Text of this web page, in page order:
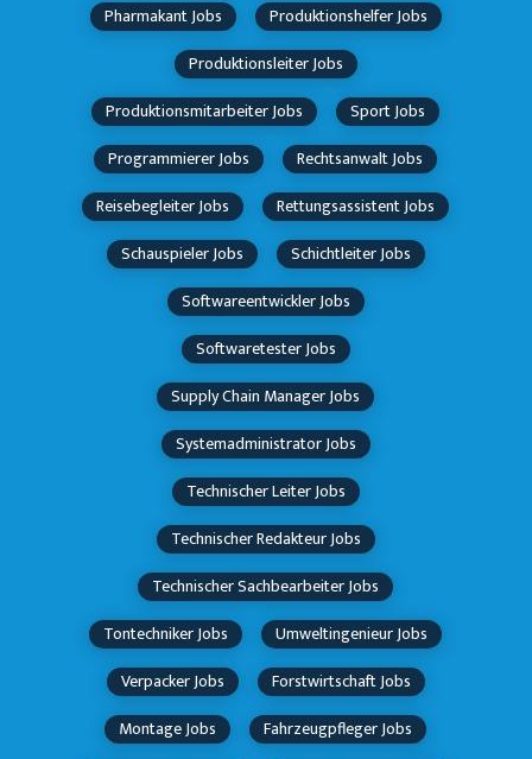
Pharmakant Jobs
Produktionshelfer Jobs
Produktionsleiter Jobs
Produktionsmitarbeiter Jobs
Sport Jobs
Programmierer Jobs
Rechtsanwalt Jobs
Reisebegleiter Jobs
Rettungsassistent Jobs
Schauspieler Jobs
Schichtleiter Jobs
Softwareentwickler Jobs
Softwaretester Jobs
Supply Chain Manager Jobs
Systemadministrator Jobs
Technischer Leiter Jobs
Technischer Redakteur Jobs
Technischer Sachbearbeiter Jobs
Tontechniker Jobs
Umweltingenieur Jobs
Verpacker Jobs
Forstwirtschaft Jobs
Montage Jobs
Fahrzeugpfleger Jobs